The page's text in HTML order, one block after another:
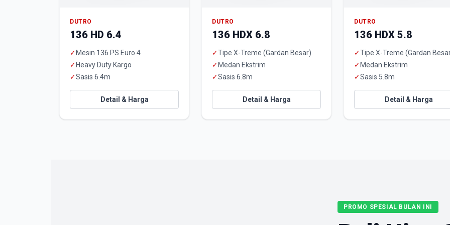
DUTRO
136 HD 6.4
✓ Mesin 136 PS Euro 4
✓ Heavy Duty Kargo
✓Sasis 6.4m
Detail & Harga
DUTRO
136 HDX 6.8
✓Tipe X-Treme (Gardan Besar)
✓ Medan Ekstrim
✓Sasis 6.8m
Detail & Harga
DUTRO
136 HDX 5.8
✓Tipe X-Treme (Gardan
✓ Medan Ekstrim
✓Sasis 5.8m
Detail & Harga
PROMO SPESIAL BULAN INI